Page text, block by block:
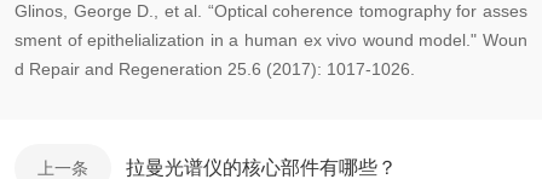
Glinos , George D., et al. “Optical coherence tomography for asses
sment of epithelialization in a human ex vivo wound model." Woun
d Repair and Regeneration 25.6 (2017): 1017-1026.
上一条 拉曼光谱仪的核心部件有哪些？